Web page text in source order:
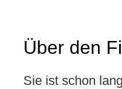
Über den
Sie ist schon